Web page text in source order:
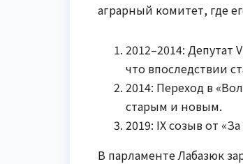
аграрный комитет, где
2012–2014: Депутат
что впоследствии
2014: Переход в
старым и новым.
2019: IX созыв от
В парламенте Лабазюк